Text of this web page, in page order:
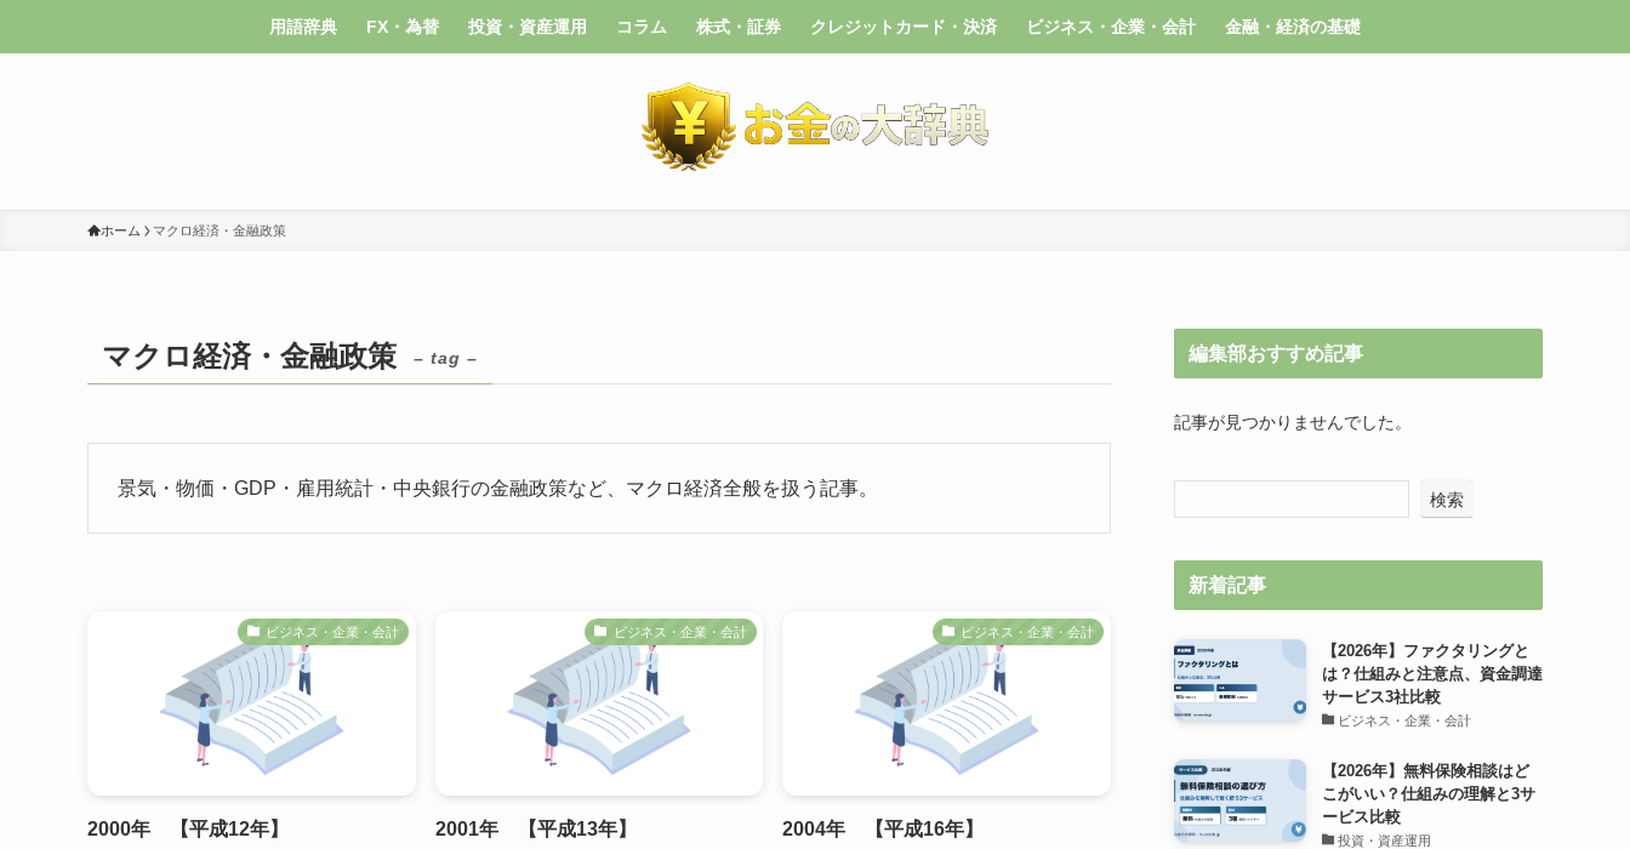
用語辞典 FX・為替 投資・資産運用 コラム 株式・証券 クレジットカード・決済 ビジネス・企業・会計 金融・経済の基礎
ホーム マクロ経済・金融政策
マクロ経済・金融政策 – tag –
景気・物価・GDP・雇用統計・中央銀行の金融政策など、マクロ経済全般を扱う記事。
ビジネス・企業・会計
2000年 【平成12年】
ビジネス・企業・会計
2001年 【平成13年】
ビジネス・企業・会計
2004年 【平成16年】
編集部おすすめ記事
記事が見つかりませんでした。
検索
新着記事
【2026年】ファクタリングと
は？仕組みと注意点、資金調達
サービス3社比較
ビジネス・企業・会計
【2026年】無料保険相談はど
こがいい？仕組みの理解と3サ
ービス比較
投資・資産運用